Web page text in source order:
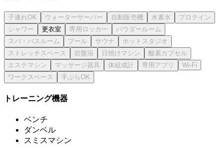
更衣室
トレーニング機器
ベンチ
ダンベル
スミスマシン